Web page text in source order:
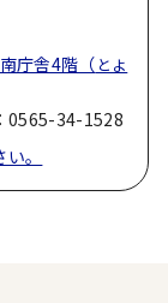
庁舎4階（ とよ
0565-34-1528
。